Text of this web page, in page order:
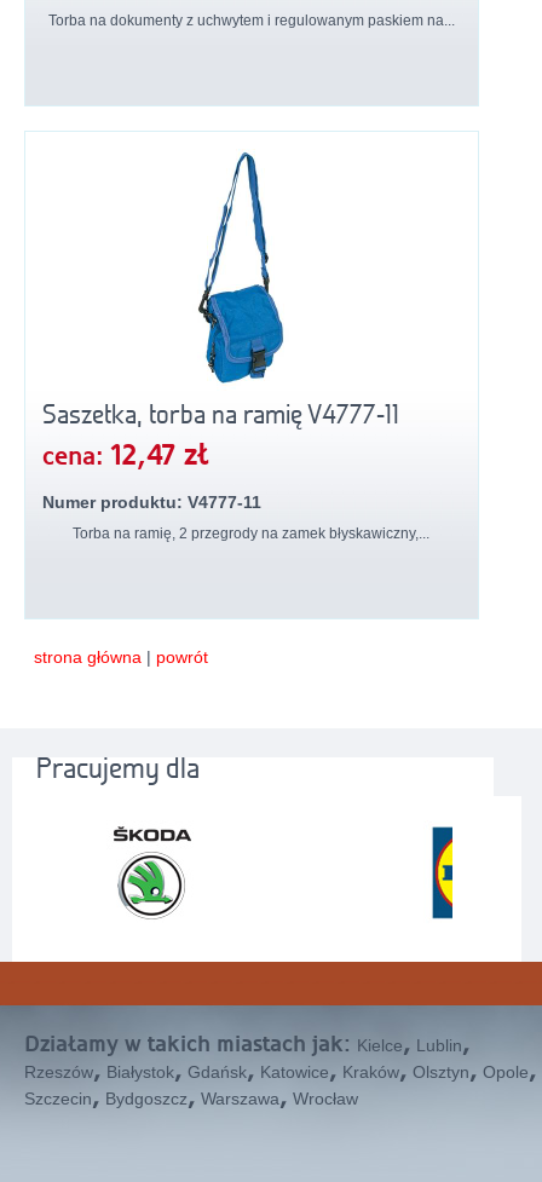
Torba na dokumenty z uchwytem i regulowanym paskiem na...
Saszetka, torba na ramię V4777-11
cena: 12,47 zł
Numer produktu: V4777-11
Torba na ramię, 2 przegrody na zamek błyskawiczny,...
strona główna | powrót
Pracujemy dla
Działamy w takich miastach jak: Kielce, Lublin,
Rzeszów, Białystok, Gdańsk, Katowice, Kraków, Olsztyn, Opole,
Szczecin, Bydgoszcz, Warszawa, Wrocław